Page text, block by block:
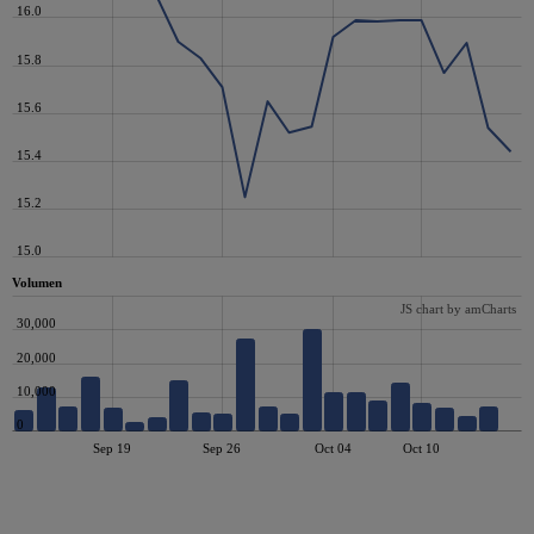
15.0
15.2
15.4
15.6
15.8
16.0
Volumen
Sep 19 Sep 26 Oct 04 Oct 10
0
10,000
20,000
30,000
JS chart by amCharts